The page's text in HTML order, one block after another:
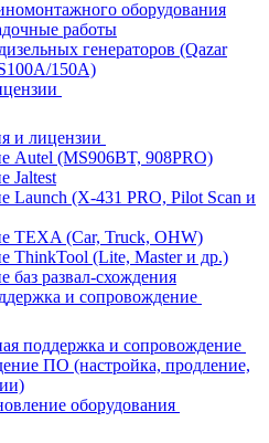
оборудования
работы
генераторов (Qazar
150A)
и лицензии
Autel (MS906BT, 908PRO)
Jaltest
Launch (X-431 PRO, Pilot Scan и
TEXA (Car, Truck, OHW)
ThinkTool (Lite, Master и др.)
баз развал-схождения
и сопровождение
поддержка и сопровождение
ПО (настройка, продление,
оборудования